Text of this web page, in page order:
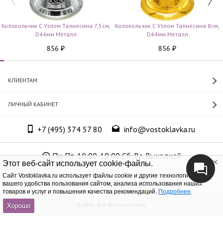
Этот веб-сайт использует cookie-файлы.
Cайт Vostoklavka.ru использует файлы cookie и другие технологии для
вашего удобства пользования сайтом, анализа использования наших
товаров и услуг и повышения качества рекомендаций. Подробнее.
Хорошо
Колокольчик С Узлом Талиесина 7,5см,
D44мм Металл
856 ₽
Колокольчик С Узлом Талиесина 8см,
D44мм Металл
856 ₽
КЛИЕНТАМ
ЛИЧНЫЙ КАБИНЕТ
+7 (495) 374 57 80 info@vostoklavka.ru
Пн-Пт. 10:00-19:00 Сб-Вс. Выходной
ООО «Юнит Групп», ОГРН 1147746305574